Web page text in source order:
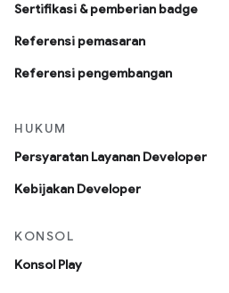
Sertifikasi & pemberian badge
Referensi pemasaran
Referensi pengembangan
HUKUM
Persyaratan Layanan Developer
Kebijakan Developer
KONSOL
Konsol Play